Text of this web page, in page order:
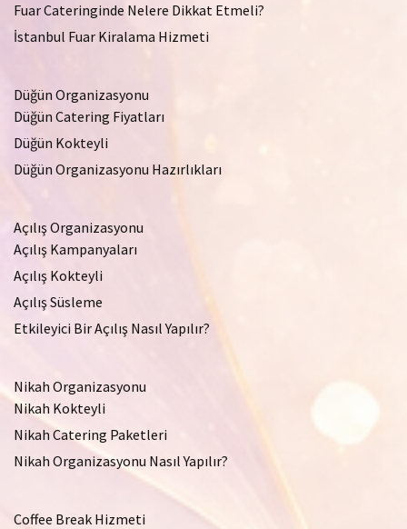
Fuar Cateringinde Nelere Dikkat Etmeli?
İstanbul Fuar Kiralama Hizmeti
Düğün Organizasyonu
Düğün Catering Fiyatları
Düğün Kokteyli
Düğün Organizasyonu Hazırlıkları
Açılış Organizasyonu
Açılış Kampanyaları
Açılış Kokteyli
Açılış Süsleme
Etkileyici Bir Açılış Nasıl Yapılır?
Nikah Organizasyonu
Nikah Kokteyli
Nikah Catering Paketleri
Nikah Organizasyonu Nasıl Yapılır?
Coffee Break Hizmeti